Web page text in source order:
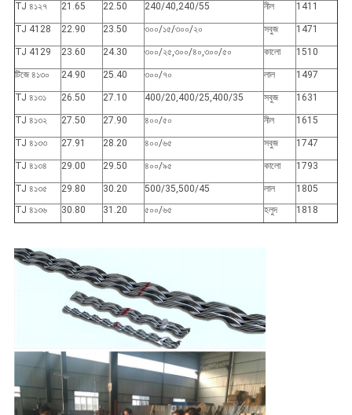
TJ ৪১২৭ 21.65 22.50 240/40,240/55 নীল 1411
TJ 4128 22.90 23.50 ৩০০/১৫/৩০০/২০ সবুজ 1471
TJ 4129 23.60 24.30 ৩০০/২৫,৩০০/৪০,৩০০/৫০ কালো 1510
টিজে ৪১৩০ 24.90 25.40 ৩০০/৭০ লাল 1497
TJ ৪১৩১ 26.50 27.10 400/20,400/25,400/35 সবুজ 1631
TJ ৪১৩২ 27.50 27.90 ৪০০/৫০ নীল 1615
TJ ৪১৩৩ 27.91 28.20 ৪০০/৬৫ সবুজ 1747
TJ ৪১৩৪ 29.00 29.50 ৪০০/৯৫ কালো 1793
TJ ৪১৩৫ 29.80 30.20 500/35,500/45 লাল
1805
TJ ৪১৩৬
30.80 31.20 ৫০০/৬৫ হলুদ 1818